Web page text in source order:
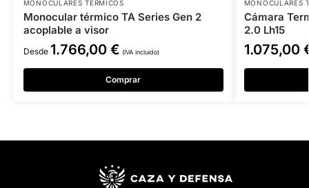
MONOCULARES TÉRMICOS
Monocular térmico TA Series Gen 2
acoplable a visor
Desde 1.766,00 € (IVA incluido)
Comprar
MONOCULARES
Cámara
2.0 Lh15
1.075,00